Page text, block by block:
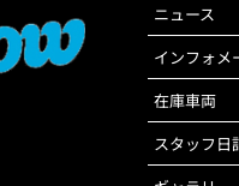
ニュース
インフォメ
在庫車両
スタッフ日